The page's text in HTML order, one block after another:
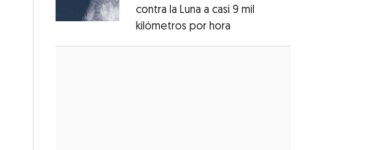
Opens in new window
contra la Luna a casi 9 mil
kilómetros por hora